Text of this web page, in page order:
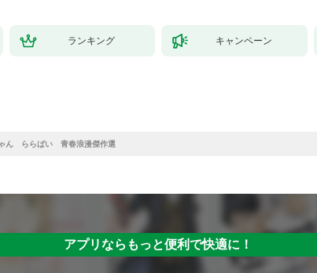
ランキング キャンペーン
ん ららばい 青春浪漫傑作選
アプリならもっと便利で快適に！